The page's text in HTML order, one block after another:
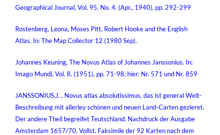
Geographical Journal, Vol. 95, No. 4. (Apr., 1940), pp. 292-299
Rostenberg, Leona, Moses Pitt, Robert Hooke and the English
Atlas. In: The Map Collector 12 (1980 Sep).
Johannes Keuning, The Novus Atlas of Johannes Janssonius. In:
Imago Mundi, Vol. 8. (1951), pp. 71-98; hier: Nr. 571 und Nr. 859
JANSSONIUS,J. , Novus atlas absolutissimus, das ist general Welt-
Beschreibung mit allerley schönen und neuen Land-Carten gezieret.
Der andere Theil begreifet Teutschland. Nachdruck der Ausgabe
Amsterdam 1657/70. Vollst. Faksimile der 92 Karten nach dem